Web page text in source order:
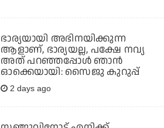
ഭാര്യയായി അഭിനയിക്കുന്ന
ആളാണ്, ഭാര്യയല്ല, പക്ഷേ നവ്യ
അത് പറഞ്ഞപ്പോള്‍ ഞാന്‍
ഓക്കെയായി: സൈജു കുറുപ്പ്
2 days ago